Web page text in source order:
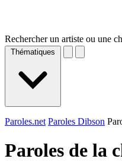
Rechercher un artiste ou une
Thématiques
Paroles.net Paroles Dibson
Paroles de la